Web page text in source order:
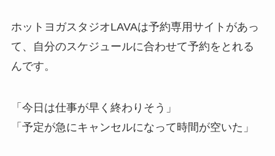
ホットヨガスタジオLAVAは予約専用サイトがあっ
て、自分のスケジュールに合わせて予約をとれる
んです。
「今日は仕事が早く終わりそう」
「予定が急にキャンセルになって時間が空いた」